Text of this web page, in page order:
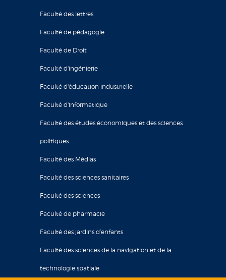
Faculté des lettres
Faculté de pédagogie
Faculté de Droit
Faculté d'ingénierie
Faculté d'éducation industrielle
Faculté d'informatique
Faculté des études économiques et des sciences
politiques
Faculté des Médias
Faculté des sciences sanitaires
Faculté des sciences
Faculté de pharmacie
Faculté des jardins d’enfants
Faculté des sciences de la navigation et de la
technologie spatiale